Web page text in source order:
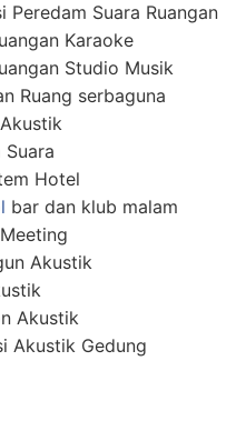
Suara Ruangan
Karaoke
Studio Musik
Ruang serbaguna
Hotel
bar dan klub malam
Akustik
Akustik
Akustik Gedung